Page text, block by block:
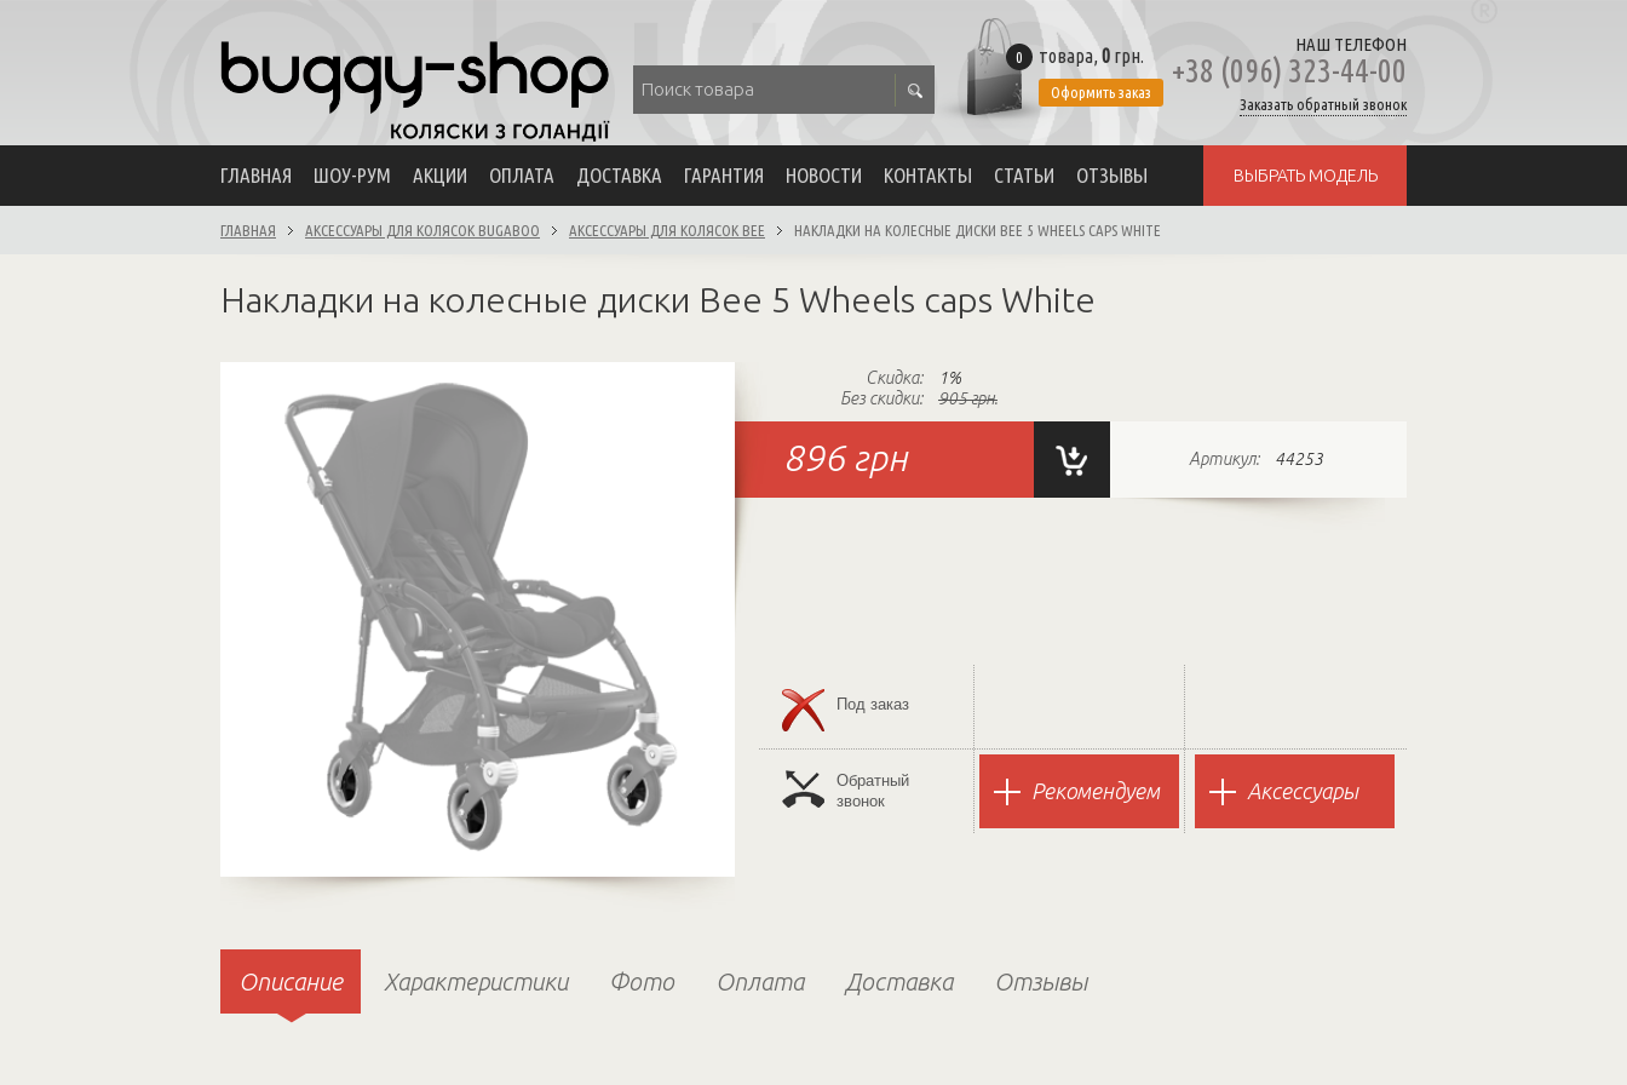
0 товара, 0 грн.
Оформить заказ
НАШ ТЕЛЕФОН
+38 (096) 323-44-00
Заказать обратный звонок
ГЛАВНАЯ ШОУ-РУМ АКЦИИ ОПЛАТА ДОСТАВКА ГАРАНТИЯ НОВОСТИ КОНТАКТЫ СТАТЬИ ОТЗЫВЫ ВЫБРАТЬ МОДЕЛЬ
ГЛАВНАЯ АКСЕССУАРЫ ДЛЯ КОЛЯСОК BUGABOO АКСЕССУАРЫ ДЛЯ КОЛЯСОК BEE НАКЛАДКИ НА КОЛЕСНЫЕ ДИСКИ BEE 5 WHEELS CAPS WHITE
Накладки на колесные диски Bee 5 Wheels caps White
Скидка:
1%
Без скидки:
905 грн.
896 грн Артикул: 44253
Под заказ
Обратный
звонок
Рекомендуем Аксессуары
Описание Характеристики Фото Оплата Доставка Отзывы